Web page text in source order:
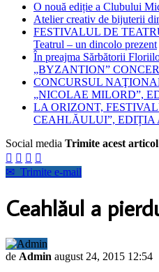
O nouă ediție a Clubului
Atelier creativ de bijuterii
FESTIVALUL DE
Teatrul – un dincolo prezent
În preajma Sărbătorii
„BYZANTION”
CONCURSUL
„NICOLAE MILORD”,
LA ORIZONT,
CEAHLĂULUI”, EDIȚIA
Social media Trimite acest articol
   
✉ Trimite e-mail
Ceahlăul a
de Admin august 24, 2015 12:54